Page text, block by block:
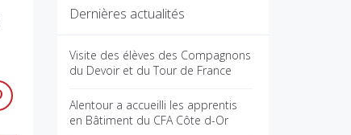
Dernières actualités
Visite des élèves des Compagnons
du Devoir et du Tour de France
Alentour a accueilli les apprentis
en Bâtiment du CFA Côte d-Or